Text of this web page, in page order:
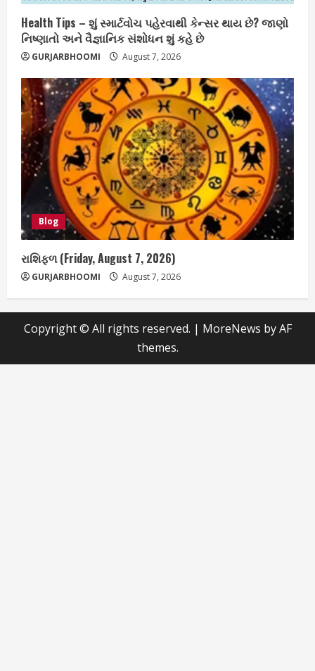
Health Tips – શું સ્માર્ટવોચ પહેરવાથી કેન્સર થાય છે? જાણો
નિષ્ણાતો અને વૈજ્ઞાનિક સંશોધન શું કહે છે
GURJARBHOOMI August 7, 2026
Blog
રાશિફળ (Friday, August 7, 2026)
GURJARBHOOMI August 7, 2026
Copyright © All rights reserved. | MoreNews by AF
themes.